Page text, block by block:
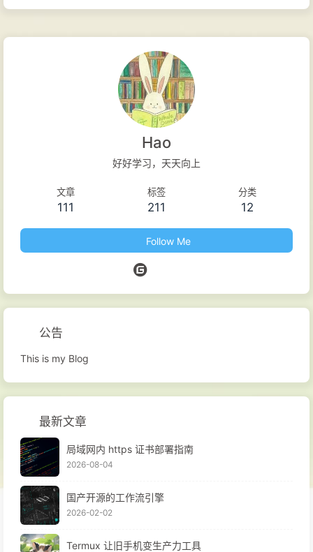
方网站 使用手册 功能特性 记录屏幕上的一切： 在一个地方捕捉
截图、录屏和长页面。 智能截图： 通过智能自动检测和灵活选
择工具，精确捕捉窗口、特定 UI 元素或全屏 - 完美适用于像素
级文档和快速分享。 贴到屏幕： 将图像、文本、颜色和文件像
便签一样贴到屏幕上，随时提供即时参考，激发您的创造力。 从
图像中提取文本： 直接从 PixPin 便签中选择并复制文本，或在
用标记突出重点，使用序号显示顺序，马赛克隐藏敏感信息等 -
轻松通过视觉传达您的意图。 快速贴图截图（会员功能）： 需
要快速的视觉便签？使用我们的全局鼠标功能，只需在任何软件
中按 WIN + 拖动（左键）即...
Hao
好好学习，天天向上
文章
111
标签
211
分类
12
Follow Me
公告
This is my Blog
最新文章
局域网内 https 证书部署指南
2026-08-04
国产开源的工作流引擎
2026-02-02
Termux 让旧手机变生产力工具